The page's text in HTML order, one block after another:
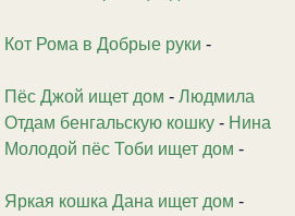
Кот Рома в Добрые руки -
Пёс Джой ищет дом - Людмила
Отдам бенгальскую кошку - Нина
Молодой пёс Тоби ищет дом -
Яркая кошка Дана ищет дом -